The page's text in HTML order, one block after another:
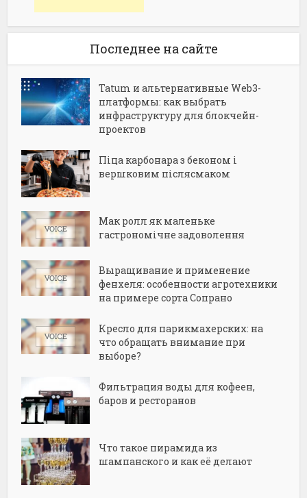
Последнее на сайте
Tatum и альтернативные Web3-
платформы: как выбрать
инфраструктуру для блокчейн-
проектов
Піца карбонара з беконом і
вершковим післясмаком
Мак ролл як маленьке
гастрономічне задоволення
Выращивание и применение
фенхеля: особенности агротехники
на примере сорта Сопрано
Кресло для парикмахерских: на
что обращать внимание при
выборе?
Фильтрация воды для кофеен,
баров и ресторанов
Что такое пирамида из
шампанского и как её делают